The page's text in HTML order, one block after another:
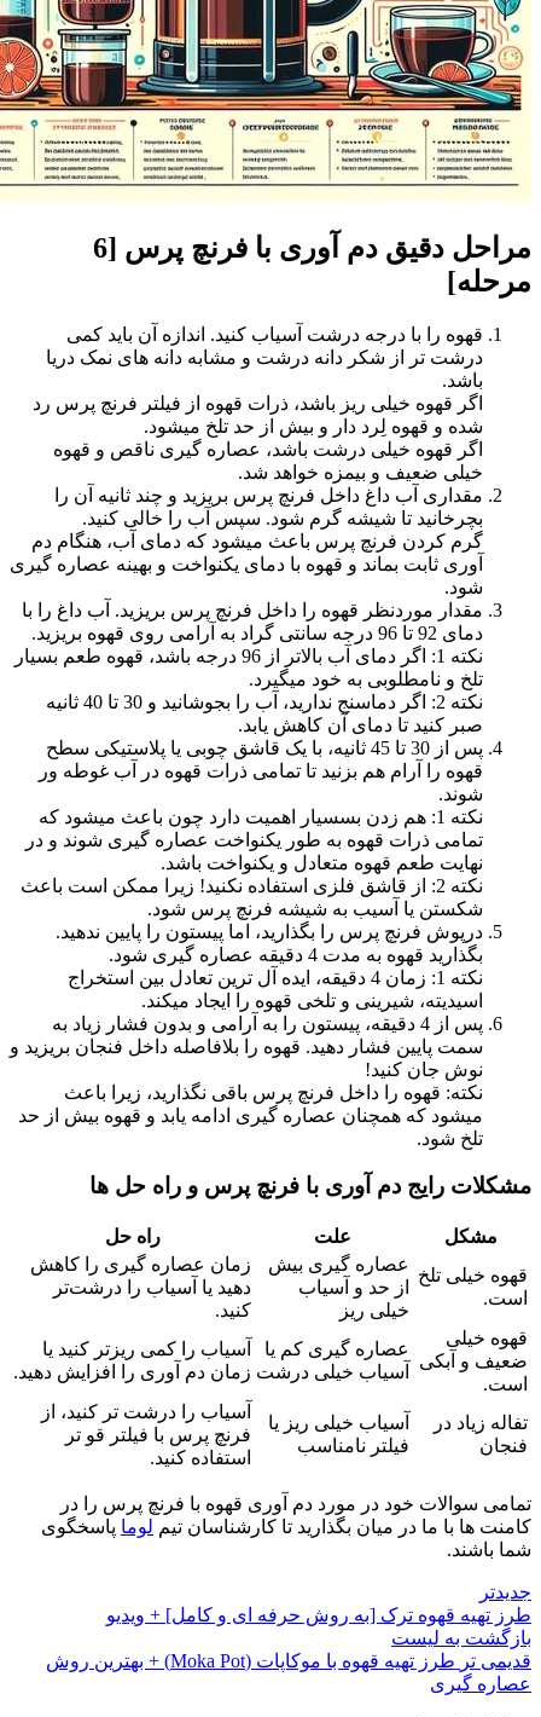
مراحل دقیق دم آوری با فرنچ پرس [6
مرحله]
قهوه را با درجه درشت آسیاب کنید. اندازه آن باید کمی
درشت تر از شکر دانه درشت و مشابه دانه های نمک دریا
باشد.
اگر قهوه خیلی ریز باشد، ذرات قهوه از فیلتر فرنچ پرس رد
شده و قهوه لِرد دار و بیش از حد تلخ میشود.
اگر قهوه خیلی درشت باشد، عصاره گیری ناقص و قهوه
خیلی ضعیف و بیمزه خواهد شد.
مقداری آب داغ داخل فرنچ پرس بریزید و چند ثانیه آن را
بچرخانید تا شیشه گرم شود. سپس آب را خالی کنید.
گرم کردن فرنچ پرس باعث میشود که دمای آب، هنگام دم
آوری ثابت بماند و قهوه با دمای یکنواخت و بهینه عصاره گیری
شود.
مقدار موردنظر قهوه را داخل فرنچ پرس بریزید. آب داغ را با
دمای 92 تا 96 درجه سانتی گراد به آرامی روی قهوه بریزید.
نکته 1: اگر دمای آب بالاتر از 96 درجه باشد، قهوه طعم بسیار
تلخ و نامطلوبی به خود میگیرد.
نکته 2: اگر دماسنج ندارید، آب را بجوشانید و 30 تا 40 ثانیه
صبر کنید تا دمای آن کاهش یابد.
پس از 30 تا 45 ثانیه، با یک قاشق چوبی یا پلاستیکی سطح
قهوه را آرام هم بزنید تا تمامی ذرات قهوه در آب غوطه ور
شوند.
نکته 1: هم زدن بسسیار اهمیت دارد چون باعث میشود که
تمامی ذرات قهوه به طور یکنواخت عصاره گیری شوند و در
نهایت طعم قهوه متعادل و یکنواخت باشد.
نکته 2: از قاشق فلزی استفاده نکنید! زیرا ممکن است باعث
شکستن یا آسیب به شیشه فرنچ پرس شود.
درپوش فرنچ پرس را بگذارید، اما پیستون را پایین ندهید.
بگذارید قهوه به مدت 4 دقیقه عصاره گیری شود.
نکته 1: زمان 4 دقیقه، ایده آل ترین تعادل بین استخراج
اسیدیته، شیرینی و تلخی قهوه را ایجاد میکند.
پس از 4 دقیقه، پیستون را به آرامی و بدون فشار زیاد به
سمت پایین فشار دهید. قهوه را بلافاصله داخل فنجان بریزید و
نوش جان کنید!
نکته: قهوه را داخل فرنچ پرس باقی نگذارید، زیرا باعث
میشود که همچنان عصاره گیری ادامه یابد و قهوه بیش از حد
تلخ شود.
مشکلات رایج دم آوری با فرنچ پرس و راه حل ها
مشکل علت
راه حل
قهوه خیلی تلخ
است.
عصاره گیری بیش
از حد و آسیاب
خیلی ریز
زمان عصاره گیری را کاهش
دهید یا آسیاب را درشت‌تر
کنید.
قهوه خیلی
ضعیف و آبکی
است.
عصاره گیری کم یا
آسیاب خیلی درشت
آسیاب را کمی ریزتر کنید یا
زمان دم آوری را افزایش دهید.
تفاله زیاد در
فنجان
آسیاب خیلی ریز یا
فیلتر نامناسب
آسیاب را درشت تر کنید، از
فرنچ پرس با فیلتر قو ‌تر
استفاده کنید.
تمامی سوالات خود در مورد دم آوری قهوه با فرنچ پرس را در
کامنت ها با ما در میان بگذارید تا کارشناسان تیم لوما پاسخگوی
شما باشند.
جدیدتر
طرز تهیه قهوه ترک [به روش حرفه ای و کامل] + ویدیو
بازگشت به لیست
قدیمی تر
طرز تهیه قهوه با موکاپات (Moka Pot) + بهترین روش
عصاره گیری